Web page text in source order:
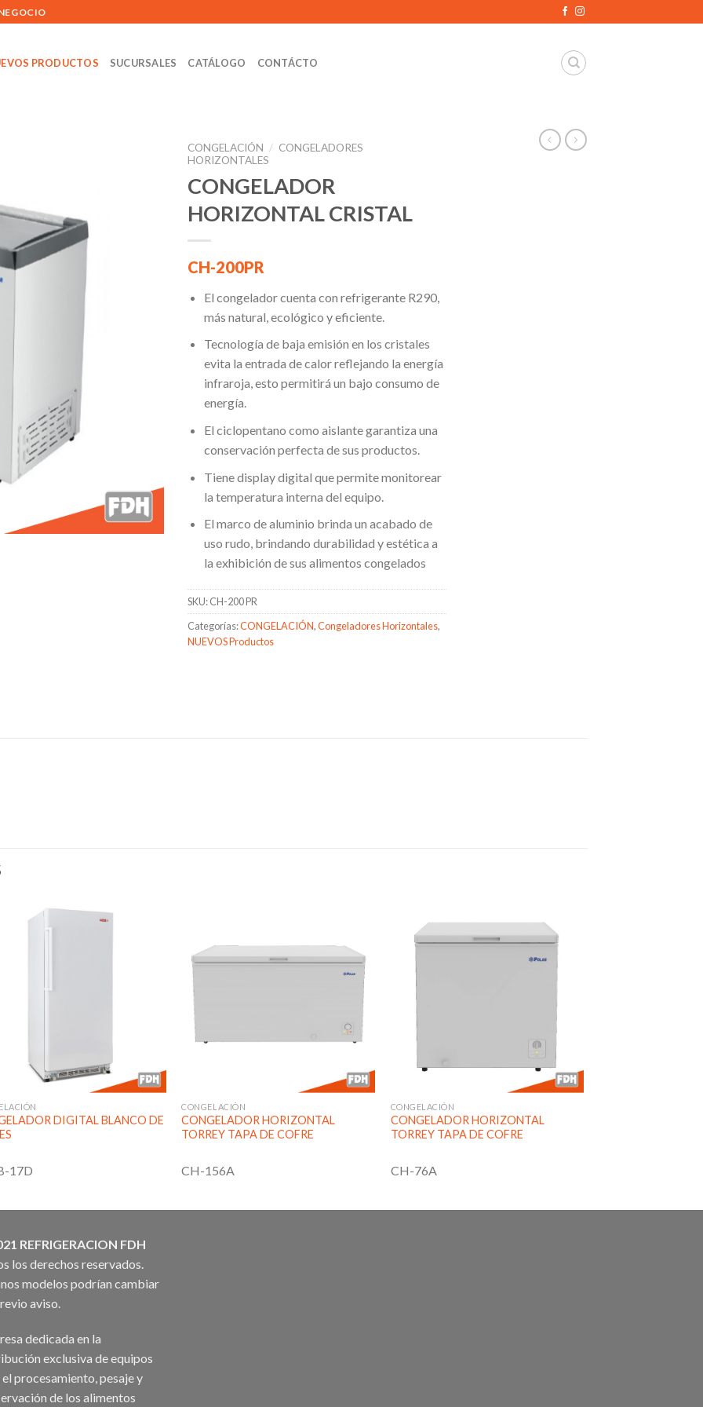
PRODUCTOS SUCURSALES CATÁLOGO CONTÁCTO
CONGELACIÓN / CONGELADORES
HORIZONTALES
CONGELADOR
HORIZONTAL CRISTAL
CH-200PR
El congelador cuenta con refrigerante R290,
más natural, ecológico y eficiente.
Tecnología de baja emisión en los cristales
evita la entrada de calor reflejando la energía
infraroja, esto permitirá un bajo consumo de
energía.
El ciclopentano como aislante garantiza una
conservación perfecta de sus productos.
Tiene display digital que permite monitorear
la temperatura interna del equipo.
El marco de aluminio brinda un acabado de
uso rudo, brindando durabilidad y estética a
la exhibición de sus alimentos congelados
SKU:CH-200 PR
Categorías:CONGELACIÓN,Congeladores Horizontales,
NUEVOS Productos
DIGITAL BLANCO DE
17D
Añadir
deseos
CONGELACIÓN
CONGELADOR HORIZONTAL
TORREY TAPA DE COFRE
CH-156A
Añadir
a la
CONGELACIÓN
CONGELADOR HORIZONTAL
TORREY TAPA DE COFRE
CH-76A
REFRIGERACION FDH
los derechos reservados.
modelos podrían cambiar
aviso.
dedicada en la
exclusiva de equipos
procesamiento, pesaje y
de los alimentos